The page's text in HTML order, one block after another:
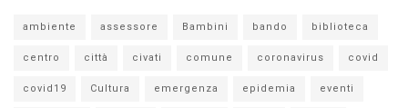
ambiente assessore Bambini bando biblioteca
centro città civati comune coronavirus covid
covid19 Cultura emergenza epidemia eventi